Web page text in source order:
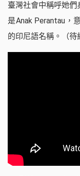
臺灣社會中稱呼她
是Anak Perantau，
的印尼語名稱。（待